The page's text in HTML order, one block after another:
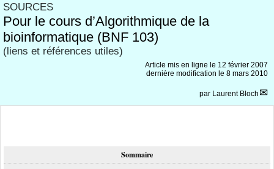
SOURCES
Pour le cours d’Algorithmique de la
bioinformatique (BNF 103)
(liens et références utiles)
Article mis en ligne le 12 février 2007
dernière modification le 8 mars 2010
par Laurent Bloch
Sommaire